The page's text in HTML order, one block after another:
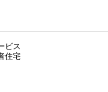
ビス
住宅